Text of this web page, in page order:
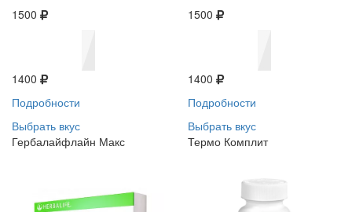
1500
1400
Подробности
Выбрать вкус
1500
1400
Подробности
Выбрать вкус
Гербалайфлайн Макс
Термо Комплит